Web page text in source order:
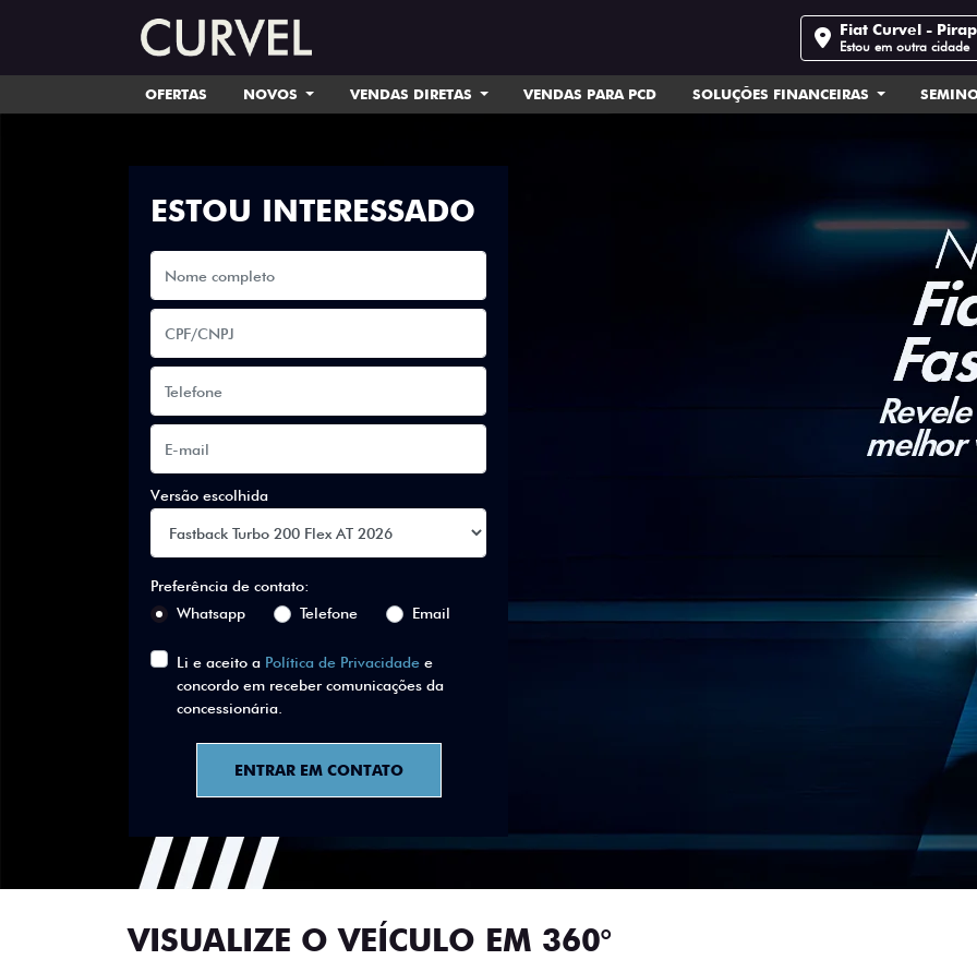
Fiat Curvel -
Estou em outra cidade
OFERTAS NOVOS VENDAS DIRETAS VENDAS PARA PCD SOLUÇÕES FINANCEIRAS
ESTOU INTERESSADO
Versão escolhida
Preferência de contato:
Whatsapp
Telefone Email
Li e aceito a Política de Privacidade e
concordo em receber comunicações da
concessionária.
ENTRAR EM CONTATO
VISUALIZE O VEÍCULO EM 360°